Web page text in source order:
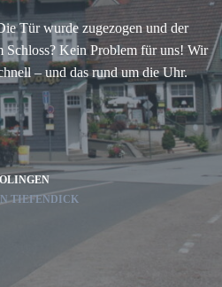
Tür wurde zugezogen und der
Schloss? Kein Problem für uns! Wir
– und das rund um die Uhr.
TIEFENDICK